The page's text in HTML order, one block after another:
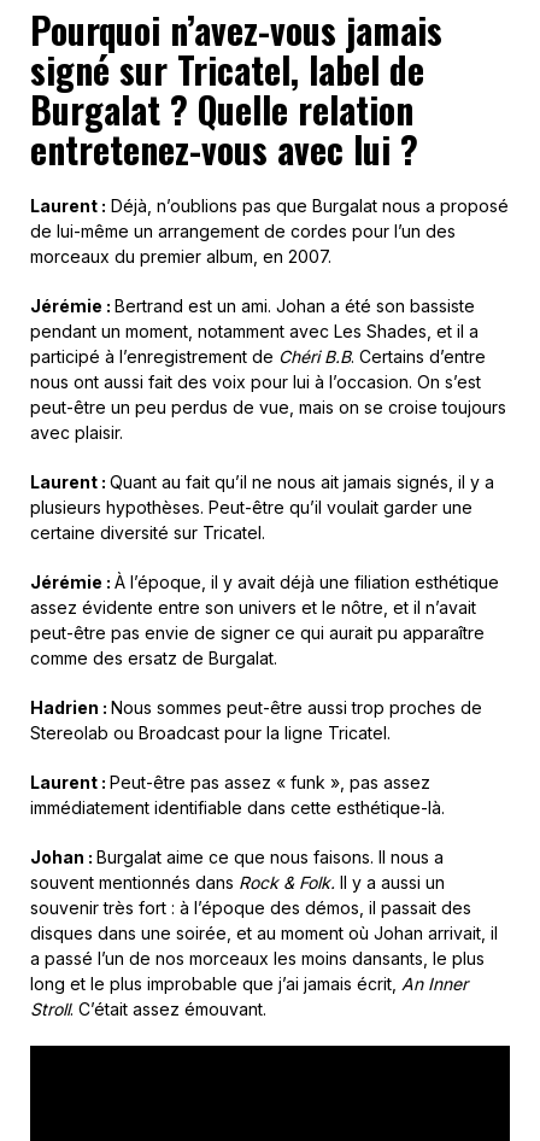
Pourquoi n’avez-vous jamais
signésur Tricatel, label de
Burgalat ? Quelle relation
entretenez-vous avec lui ?
Laurent : Déjà, n’oublions pas que Burgalat nous a proposé
de lui-même un arrangement de cordes pour l’un des
morceaux du premier album, en 2007.
Jérémie : Bertrand est un ami. Johan a été son bassiste
pendant un moment, notamment avec Les Shades, et il a
participé à l’enregistrement de Chéri B.B. Certains d’entre
nous ont aussi fait des voix pour lui à l’occasion. On s’est
peut-être un peu perdus de vue, mais on se croise toujours
avec plaisir.
Laurent : Quant au fait qu’il ne nous ait jamais signés, il y a
plusieurs hypothèses. Peut-être qu’il voulait garder une
certaine diversité sur Tricatel.
Jérémie : À l’époque, il y avait déjà une filiation esthétique
assez évidente entre son univers et le nôtre, et il n’avait
peut-être pas envie de signer ce qui aurait pu apparaître
comme des ersatz de Burgalat.
Hadrien : Nous sommes peut-être aussi trop proches de
Stereolab ou Broadcast pour la ligne Tricatel.
Laurent : Peut-être pas assez « funk », pas assez
immédiatement identifiable dans cette esthétique-là.
Johan : Burgalat aime ce que nous faisons. Il nous a
souvent mentionnés dans Rock & Folk. Il y a aussi un
souvenir très fort : à l’époque des démos, il passait des
disques dans une soirée, et au moment où Johan arrivait, il
a passé l’un de nos morceaux les moins dansants, le plus
long et le plus improbable que j’ai jamais écrit, An Inner
Stroll. C’était assez émouvant.